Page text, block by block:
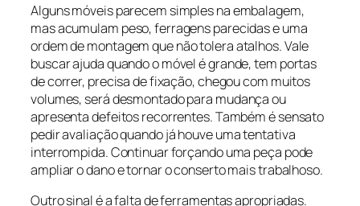
Alguns móveis parecem simples na embalagem,
mas acumulam peso, ferragens parecidas e uma
ordem de montagem que não tolera atalhos. Vale
buscar ajuda quando o móvel é grande, tem portas
de correr, precisa de fixação, chegou com muitos
volumes, será desmontado para mudança ou
apresenta defeitos recorrentes. Também é sensato
pedir avaliação quando já houve uma tentativa
interrompida. Continuar forçando uma peça pode
ampliar o dano e tornar o conserto mais trabalhoso.
Outro sinal é a falta de ferramentas apropriadas.